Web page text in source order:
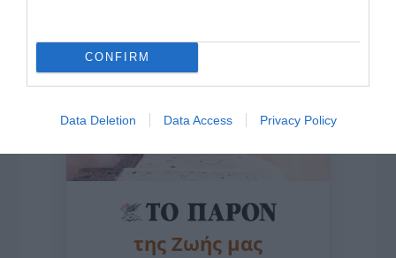
CONFIRM
Data Deletion Data Access Privacy Policy
της Ζωής μας